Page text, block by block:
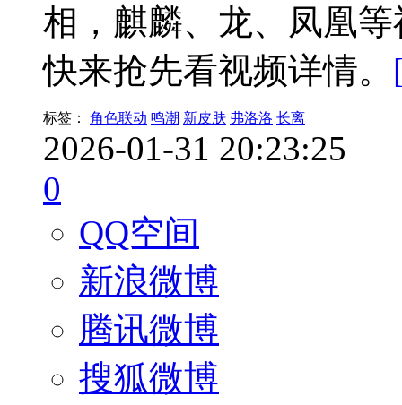
相，麒麟、龙、凤凰
快来抢先看视频详情。
标签： 角色联动 鸣潮 新皮肤 弗洛洛 长离
2026-01-31 20:23:25
0
QQ空间
新浪微博
腾讯微博
搜狐微博